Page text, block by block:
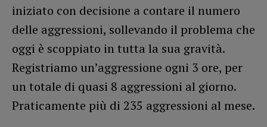
iniziato con decisione a contare il numero
delle aggressioni, sollevando il problema che
oggi è scoppiato in tutta la sua gravità.
Registriamo un’aggressione ogni 3 ore, per
un totale di quasi 8 aggressioni al giorno.
Praticamente più di 235 aggressioni al mese.